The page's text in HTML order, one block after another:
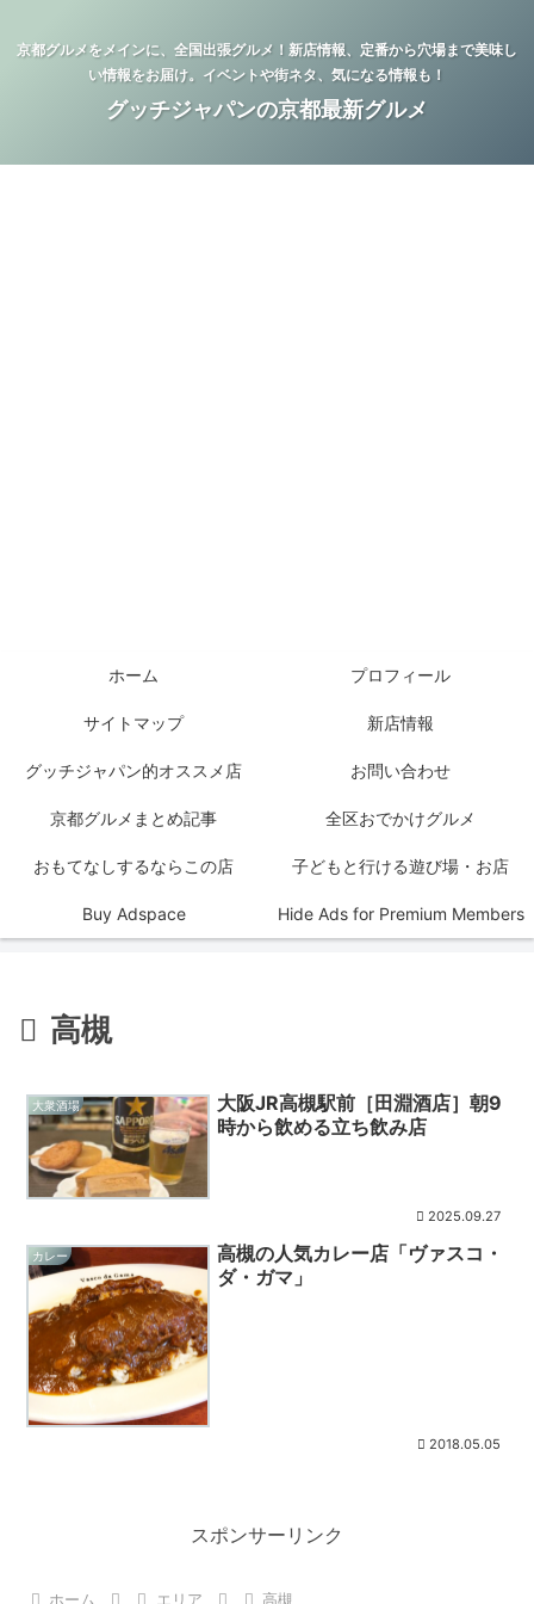
京都グルメをメインに、全国出張グルメ！新店情報、定番から穴場まで美味し
い情報をお届け。イベントや街ネタ、気になる情報も！
グッチジャパンの京都最新グルメ
ホーム プロフィール
サイトマップ 新店情報
グッチジャパン的オススメ店 お問い合わせ
京都グルメまとめ記事 全区おでかけグルメ
おもてなしするならこの店 子どもと行ける遊び場・お店
Buy Adspace Hide Ads for Premium Members
高槻
大衆酒場
大阪JR高槻駅前［田淵酒店］朝9
時から飲める立ち飲み店
2025.09.27
カレー
高槻の人気カレー店「ヴァスコ・
ダ・ガマ」
2018.05.05
スポンサーリンク
ホーム エリア 高槻